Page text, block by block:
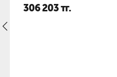
306 203тг.